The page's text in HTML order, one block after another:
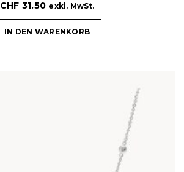
CHF 31.50 exkl. MwSt.
IN DEN WARENKORB